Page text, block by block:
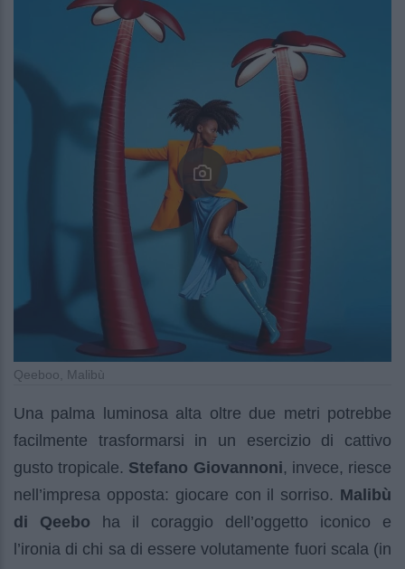
Qeeboo, Malibù
Una palma luminosa alta oltre due metri potrebbe
facilmente trasformarsi in un esercizio di cattivo
gusto tropicale. Stefano Giovannoni, invece, riesce
nell’impresa opposta: giocare con il sorriso. Malibù
di Qeebo ha il coraggio dell’oggetto iconico e
l’ironia di chi sa di essere volutamente fuori scala (in